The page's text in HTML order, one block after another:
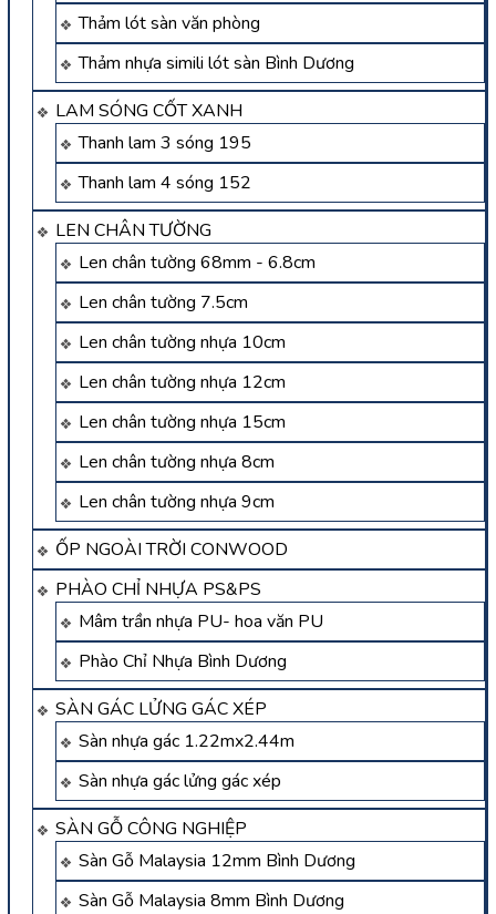
Thảm lót sàn văn phòng
Thảm nhựa simili lót sàn Bình Dương
LAM SÓNG CỐT XANH
Thanh lam 3 sóng 195
Thanh lam 4 sóng 152
LEN CHÂN TƯỜNG
Len chân tường 68mm - 6.8cm
Len chân tường 7.5cm
Len chân tường nhựa 10cm
Len chân tường nhựa 12cm
Len chân tường nhựa 15cm
Len chân tường nhựa 8cm
Len chân tường nhựa 9cm
ỐP NGOÀI TRỜI CONWOOD
PHÀO CHỈ NHỰA PS&PS
Mâm trần nhựa PU- hoa văn PU
Phào Chỉ Nhựa Bình Dương
SÀN GÁC LỬNG GÁC XÉP
Sàn nhựa gác 1.22mx2.44m
Sàn nhựa gác lửng gác xép
SÀN GỖ CÔNG NGHIỆP
Sàn Gỗ Malaysia 12mm Bình Dương
Sàn Gỗ Malaysia 8mm Bình Dương